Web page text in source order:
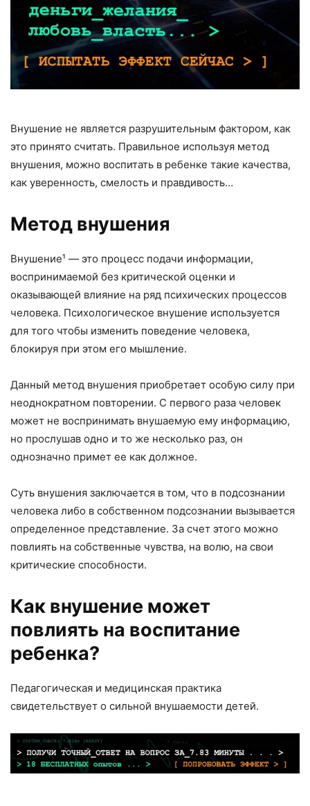
Внушение не является разрушительным фактором, как
это принято считать. Правильное используя метод
внушения, можно воспитать в ребенке такие качества,
как уверенность, смелость и правдивость…
Метод внушения
Внушение¹ — это процесс подачи информации,
воспринимаемой без критической оценки и
оказывающей влияние на ряд психических процессов
человека. Психологическое внушение используется
для того чтобы изменить поведение человека,
блокируя при этом его мышление.
Данный метод внушения приобретает особую силу при
неоднократном повторении. С первого раза человек
может не воспринимать внушаемую ему информацию,
но прослушав одно и то же несколько раз, он
однозначно примет ее как должное.
Суть внушения заключается в том, что в подсознании
человека либо в собственном подсознании вызывается
определенное представление. За счет этого можно
повлиять на собственные чувства, на волю, на свои
критические способности.
Как внушение может
повлиять на воспитание
ребенка?
Педагогическая и медицинская практика
свидетельствует о сильной внушаемости детей.